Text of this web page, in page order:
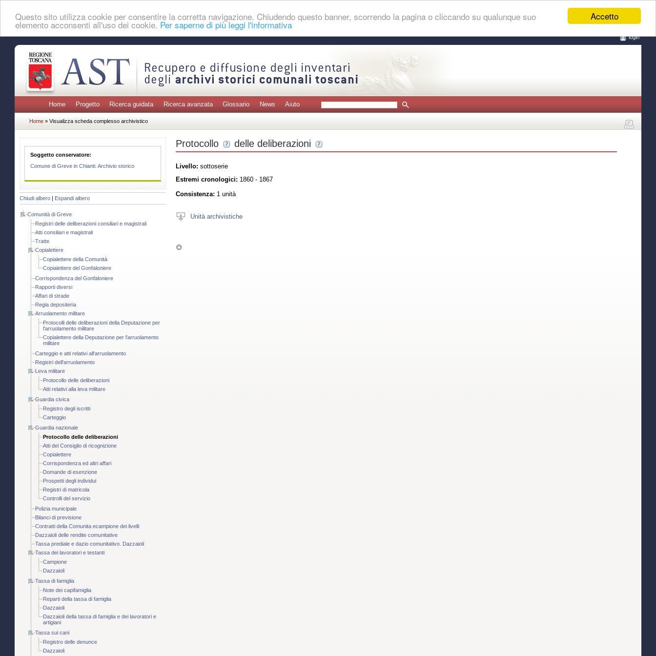
Accetto
Questo sito utilizza cookie per consentire la corretta navigazione. Chiudendo questo banner, scorrendo la pagina o cliccando su qualunque suo
elemento acconsenti all'uso dei cookie. Per saperne di più leggi l'informativa
login
Home Progetto Ricerca guidata Ricerca avanzata Glossario News Aiuto
Home » Visualizza scheda complesso archivistico
Soggetto conservatore:
Comune di Greve in Chianti. Archivio storico
Chiudi albero Espandi albero
Comunità di Greve
Registri delle deliberazioni consiliari e magistrali
Atti consiliari e magistrali
Tratte
Copialettere
Copialettere della Comunità
Copialettere del Gonfaloniere
Corrispondenza del Gonfaloniere
Rapporti diversi
Affari di strade
Regia depositeria
Arruolamento militare
Protocolli delle deliberazioni della Deputazione per
l'arruolamento militare
Copialettere della Deputazione per l'arruolamento
militare
Carteggio e atti relativi all'arruolamento
Registri dell'arruolamento
Leva militare
Protocollo delle deliberazioni
Atti relativi alla leva militare
Guardia civica
Registro degli iscritti
Carteggio
Guardia nazionale
Protocollo delle deliberazioni
Atti del Consiglio di ricognizione
Copialettere
Corrispondenza ed altri affari
Domande di esenzione
Prospetti degli individui
Registri di matricola
Controlli del servizio
Polizia municipale
Bilanci di previsione
Contratti della Comunita ecampione dei livelli
Dazzaioli delle rendite comunitative
Tassa prediale e dazio comunitativo. Dazzaioli
Tassa dei lavoratori e testanti
Campione
Dazzaioli
Tassa di famiglia
Note dei capifamiglia
Reparti della tassa di famiglia
Dazzaioli
Dazzaioli della tassa di famiglia e dei lavoratori e
artigiani
Tassa sui cani
Registro delle denunce
Dazzaioli
Protocollo delle deliberazioni
Livello: sottoserie
Estremi cronologici: 1860 - 1867
Consistenza: 1 unità
Unità archivistiche